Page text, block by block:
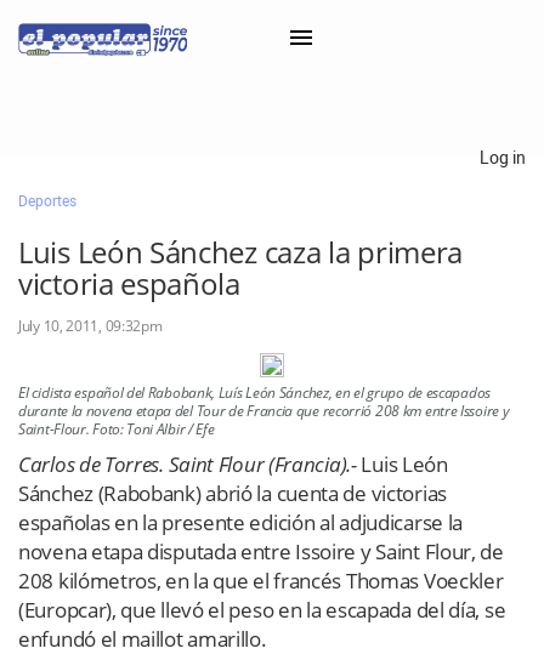
Classifieds
Categorías
Iniciar sesión con Clascal
×
Log in
Deportes
Luis León Sánchez caza la primera
victoria española
July 10, 2011, 09:32pm
El ciclista español del Rabobank, Luís León Sánchez, en el grupo de escapados
durante la novena etapa del Tour de Francia que recorrió 208 km entre Issoire y
Saint-Flour. Foto: Toni Albir / Efe
Carlos de Torres. Saint Flour (Francia).-Luis León
Sánchez (Rabobank) abrió la cuenta de victorias
españolas en la presente edición al adjudicarse la
novena etapa disputada entre Issoire y Saint Flour, de
208 kilómetros, en la que el francés Thomas Voeckler
(Europcar), que llevó el peso en la escapada del día, se
enfundó el maillot amarillo.